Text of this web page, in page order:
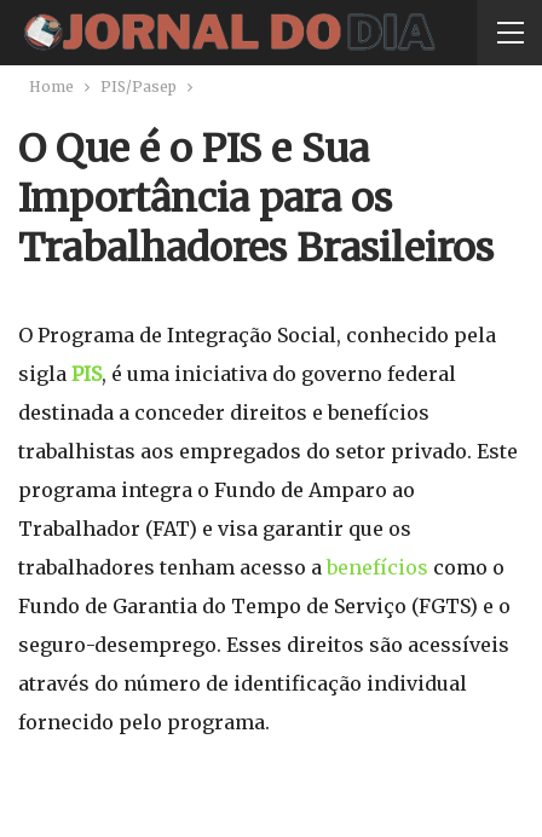
Home PIS/Pasep
O Que é o PIS e Sua
Importância para os
Trabalhadores Brasileiros
O Programa de Integração Social, conhecido pela
sigla PIS, é uma iniciativa do governo federal
destinada a conceder direitos e benefícios
trabalhistas aos empregados do setor privado. Este
programa integra o Fundo de Amparo ao
Trabalhador (FAT) e visa garantir que os
trabalhadores tenham acesso abenefícios como o
Fundo de Garantia do Tempo de Serviço (FGTS) e o
seguro-desemprego. Esses direitos são acessíveis
através do número de identificação individual
fornecido pelo programa.